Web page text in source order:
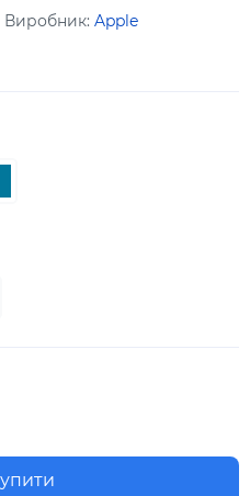
Виробник: Apple